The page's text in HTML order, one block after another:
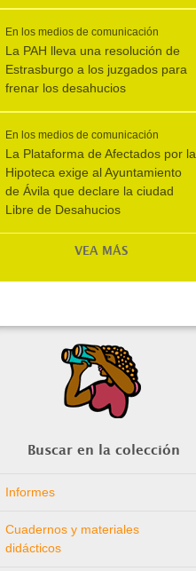
En los medios de comunicación
La PAH lleva una resolución de
Estrasburgo a los juzgados para
frenar los desahucios
En los medios de comunicación
La Plataforma de Afectados por la
Hipoteca exige al Ayuntamiento
de Ávila que declare la ciudad
Libre de Desahucios
VEA MÁS
Buscar en la colección
Informes
Cuadernos y materiales
didácticos